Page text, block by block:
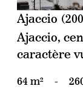
Ajaccio
Ajaccio,
caractère
64 m² -